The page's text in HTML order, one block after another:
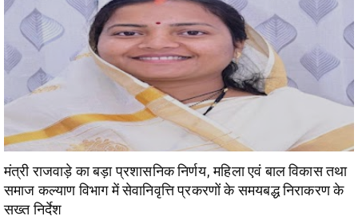
मंत्री राजवाड़े का बड़ा प्रशासनिक निर्णय, महिला एवं बाल विकास तथा
समाज कल्याण विभाग में सेवानिवृत्ति प्रकरणों के समयबद्ध निराकरण के
सख्त निर्देश